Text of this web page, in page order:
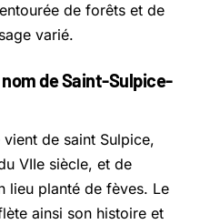
de forêts et de
varié.
nom de Saint-Sulpice-
de saint Sulpice,
VIIe siècle, et de
lieu planté de fèves. Le
ainsi son histoire et